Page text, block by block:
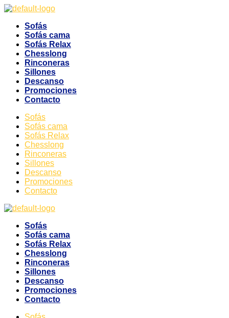
Sofás
Sofás cama
Sofás Relax
Chesslong
Rinconeras
Sillones
Descanso
Promociones
Contacto
Sofás
Sofás cama
Sofás Relax
Chesslong
Rinconeras
Sillones
Descanso
Promociones
Contacto
Sofás
Sofás cama
Sofás Relax
Chesslong
Rinconeras
Sillones
Descanso
Promociones
Contacto